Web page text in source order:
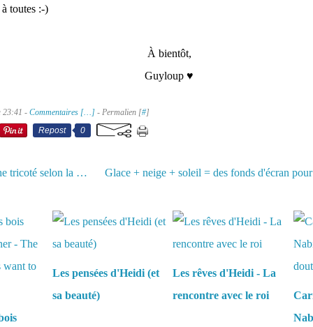
toutes :-)
À bientôt,
Guyloup ♥
23:41 - Commentaires […] - Permalien [#]
Repost
0
Pull à capuche tricoté selon la méthode suisse (ou scandinave)
Les pensées d'Heidi (et
sa beauté)
Les rêves d'Heidi - La
rencontre avec le roi